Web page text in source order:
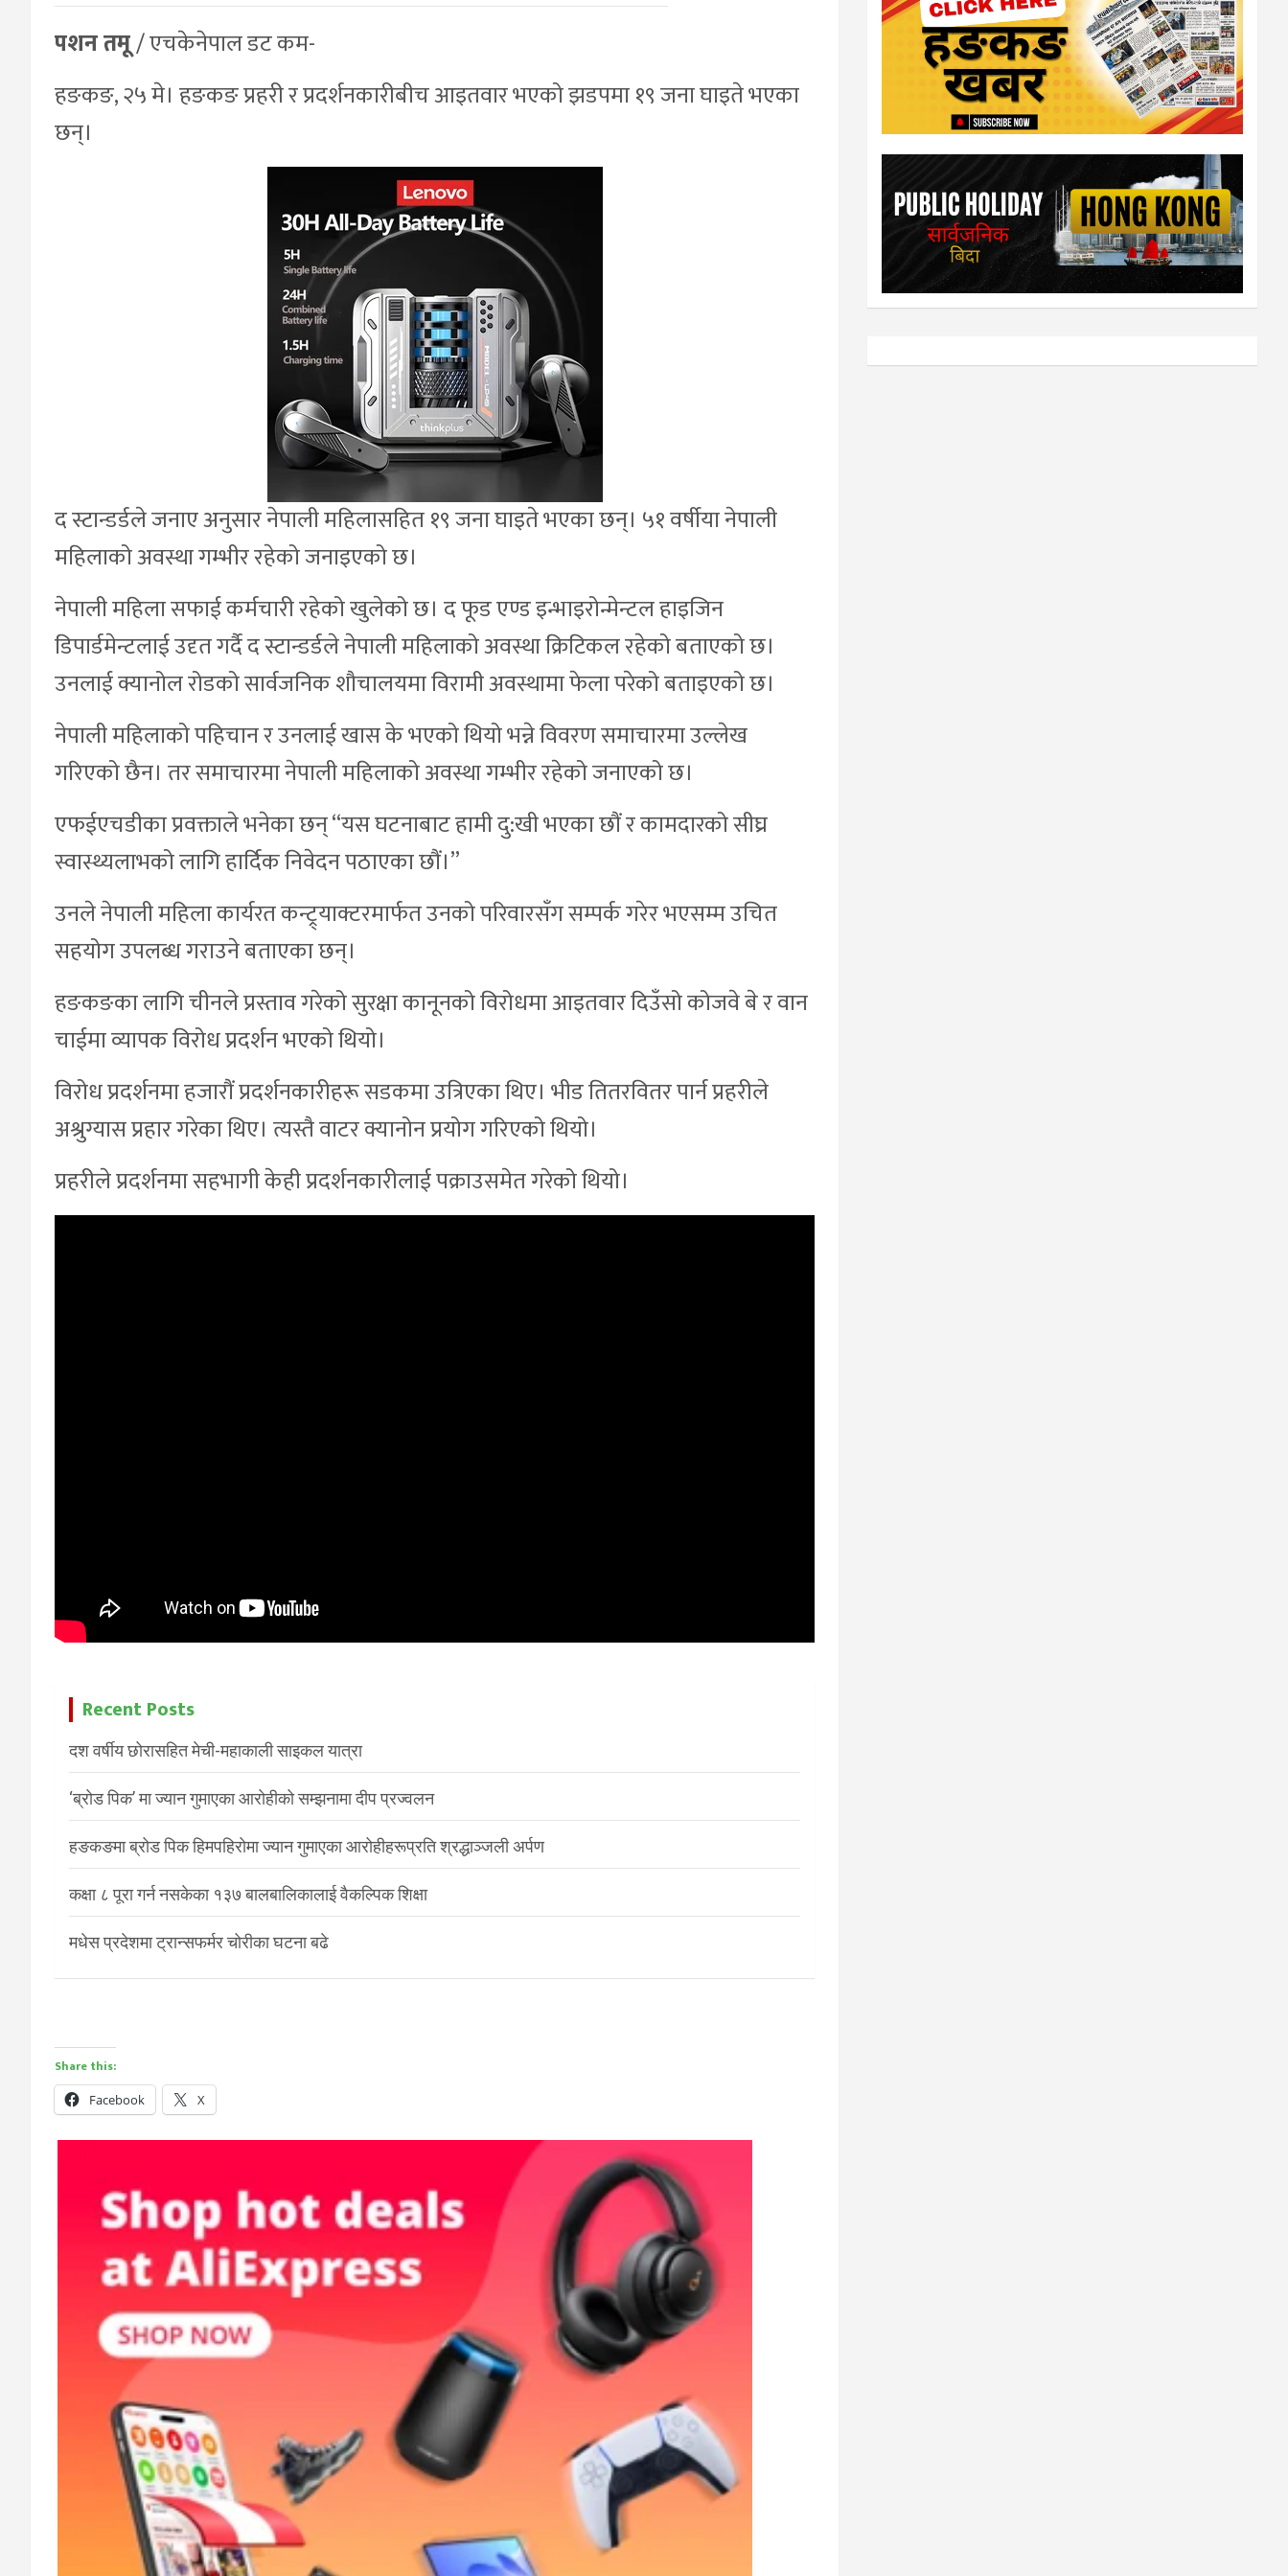
पशन तमू/ एचकेनेपाल डट कम-
हङकङ, २५ मे। हङकङ प्रहरी र प्रदर्शनकारीबीच आइतवार भएको झडपमा १९ जना घाइते भएका
छन्।
द स्टान्डर्डले जनाए अनुसार नेपाली महिलासहित १९ जना घाइते भएका छन्। ५१ वर्षीया नेपाली
महिलाको अवस्था गम्भीर रहेको जनाइएको छ।
नेपाली महिला सफाई कर्मचारी रहेको खुलेको छ। द फूड एण्ड इन्भाइरोन्मेन्टल हाइजिन
डिपार्डमेन्टलाई उदृत गर्दै द स्टान्डर्डले नेपाली महिलाको अवस्था क्रिटिकल रहेको बताएको छ।
उनलाई क्यानोल रोडको सार्वजनिक शौचालयमा विरामी अवस्थामा फेला परेको बताइएको छ।
नेपाली महिलाको पहिचान र उनलाई खास के भएको थियो भन्ने विवरण समाचारमा उल्लेख
गरिएको छैन। तर समाचारमा नेपाली महिलाको अवस्था गम्भीर रहेको जनाएको छ।
एफईएचडीका प्रवक्ताले भनेका छन् “यस घटनाबाट हामी दु:खी भएका छौं र कामदारको सीघ्र
स्वास्थ्यलाभको लागि हार्दिक निवेदन पठाएका छौं।”
उनले नेपाली महिला कार्यरत कन्ट्र्याक्टरमार्फत उनको परिवारसँग सम्पर्क गरेर भएसम्म उचित
सहयोग उपलब्ध गराउने बताएका छन्।
हङकङ‌का लागि चीनले प्रस्ताव गरेको सुरक्षा कानूनको विरोधमा आइतवार दिउँसो कोजवे बे र वान
चाईमा व्यापक विरोध प्रदर्शन भएको थियो।
विरोध प्रदर्शनमा हजारौं प्रदर्शनकारीहरू सडकमा उत्रिएका थिए। भीड तितरवितर पार्न प्रहरीले
अश्रुग्यास प्रहार गरेका थिए। त्यस्तै वाटर क्यानोन प्रयोग गरिएको थियो।
प्रहरीले प्रदर्शनमा सहभागी केही प्रदर्शनकारीलाई पक्राउसमेत गरेको थियो।
Recent Posts
दश वर्षीय छोरासहित मेची-महाकाली साइकल यात्रा
‘ब्रोड पिक’ मा ज्यान गुमाएका आरोहीको सम्झनामा दीप प्रज्वलन
हङकङमा ब्रोड पिक हिमपहिरोमा ज्यान गुमाएका आरोहीहरूप्रति श्रद्धाञ्जली अर्पण
कक्षा ८ पूरा गर्न नसकेका १३७ बालबालिकालाई वैकल्पिक शिक्षा
मधेस प्रदेशमा ट्रान्सफर्मर चोरीका घटना बढे
Share this:
Facebook X